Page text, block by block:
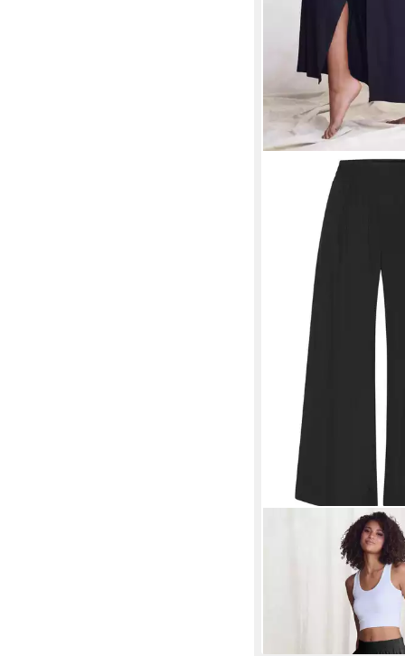
überlappenden